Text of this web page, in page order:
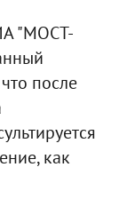
"МОСТ-
после
как